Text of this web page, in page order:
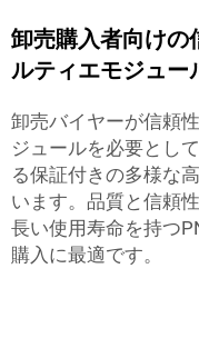
卸売購入者向けの
ルティエモジュー
卸売バイヤーが信頼
ジュールを必要とし
る保証付きの多様な
います。品質と信頼
長い使用寿命を持つ
購入に最適です。